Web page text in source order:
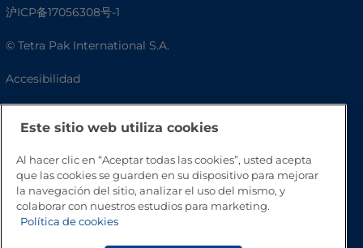
沪ICP备17056308号-1
© Tetra Pak International S.A.
Accesibilidad
Este sitio web utiliza cookies
Al hacer clic en “Aceptar todas las cookies”, usted acepta
que las cookies se guarden en su dispositivo para mejorar
la navegación del sitio, analizar el uso del mismo, y
colaborar con nuestros estudios para marketing.
Política de cookies